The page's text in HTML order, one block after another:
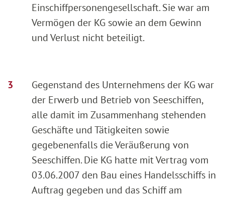
Einschiffpersonengesellschaft. Sie war am
Vermögen der KG sowie an dem Gewinn
und Verlust nicht beteiligt.
Gegenstand des Unternehmens der KG war
der Erwerb und Betrieb von Seeschiffen,
alle damit im Zusammenhang stehenden
Geschäfte und Tätigkeiten sowie
gegebenenfalls die Veräußerung von
Seeschiffen. Die KG hatte mit Vertrag vom
03.06.2007 den Bau eines Handelsschiffs in
Auftrag gegeben und das Schiff am